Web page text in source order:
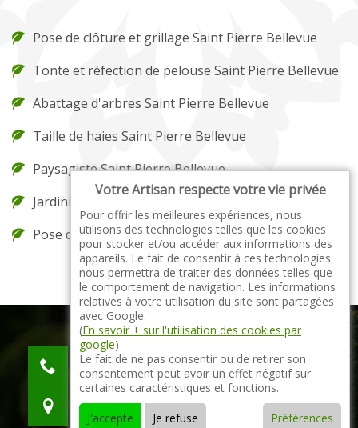
Pose de clôture et grillage Saint Pierre Bellevue
Tonte et réfection de pelouse Saint Pierre Bellevue
Abattage d'arbres Saint Pierre Bellevue
Taille de haies Saint Pierre Bellevue
Paysagiste Saint Pierre Bellevue
Jardinier Saint Pierre Bellevue
Pose de gazon en rouleau Saint Pierre Bellevue
indisponible
indisponible
indisponible
Votre Artisan respecte votre vie privée
Pour offrir les meilleures expériences, nous
utilisons des technologies telles que les cookies
pour stocker et/ou accéder aux informations des
appareils. Le fait de consentir à ces technologies
nous permettra de traiter des données telles que
le comportement de navigation. Les informations
relatives à votre utilisation du site sont partagées
avec Google.
(En savoir + sur l'utilisation des cookies par
google)
Le fait de ne pas consentir ou de retirer son
consentement peut avoir un effet négatif sur
certaines caractéristiques et fonctions.
J'accepte
Je refuse Préférences